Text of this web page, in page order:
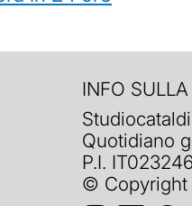
INFO SULLA
Quotidiano
P.I.
© Copyright